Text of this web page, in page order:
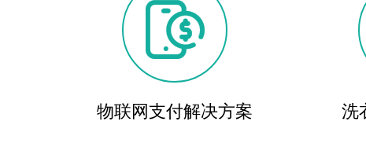

物联网支付解决方案 洗